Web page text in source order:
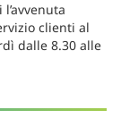
clienti al
dalle 8.30 alle